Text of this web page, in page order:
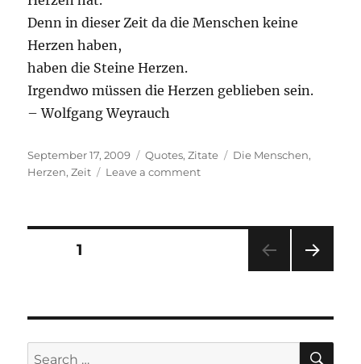
Denn in dieser Zeit da die Menschen keine
Herzen haben,
haben die Steine Herzen.
Irgendwo müssen die Herzen geblieben sein.
– Wolfgang Weyrauch
Posted
on
September 17, 2009 Categories
Quotes,Zitate Tags
Die Menschen,
Herzen,Zeit Leave a commenton
Posts
PAGE1
Search